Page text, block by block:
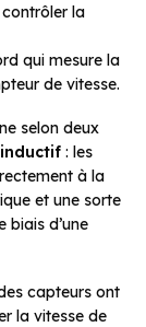
la
qui mesure la
de vitesse.
selon deux
: les
à la
et une sorte
biais d’une
capteurs ont
la vitesse de